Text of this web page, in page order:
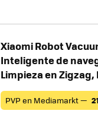
Xiaomi Robot
Inteligente de
Limpieza en
PVP en Mediamarkt —